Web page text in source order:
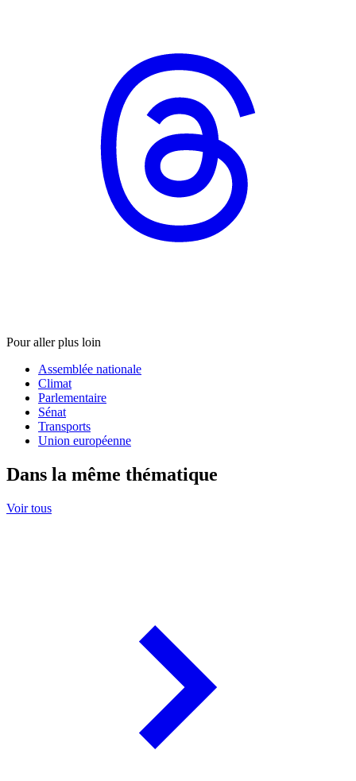
Pour aller plus loin
Assemblée nationale
Climat
Parlementaire
Sénat
Transports
Union européenne
Dans la même thématique
Voir tous